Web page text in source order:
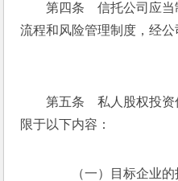
第四条　信托公司应当
流程和风险管理制度，经公
第五条　私人股权投资
限于以下内容：
（一）目标企业的